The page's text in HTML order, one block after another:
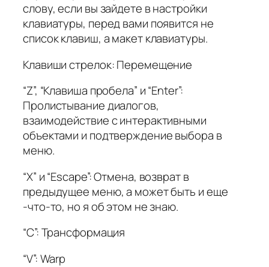
слову, если вы зайдете в настройки
клавиатуры, перед вами появится не
список клавиш, а макет клавиатуры.
Клавиши стрелок: Перемещение
“Z”, “Клавиша пробела” и “Enter”:
Пролистывание диалогов,
взаимодействие с интерактивными
объектами и подтверждение выбора в
меню.
“X” и “Escape”: Отмена, возврат в
предыдущее меню, а может быть и еще
-что-то, но я об этом не знаю.
“C”: Трансформация
“V”: Warp